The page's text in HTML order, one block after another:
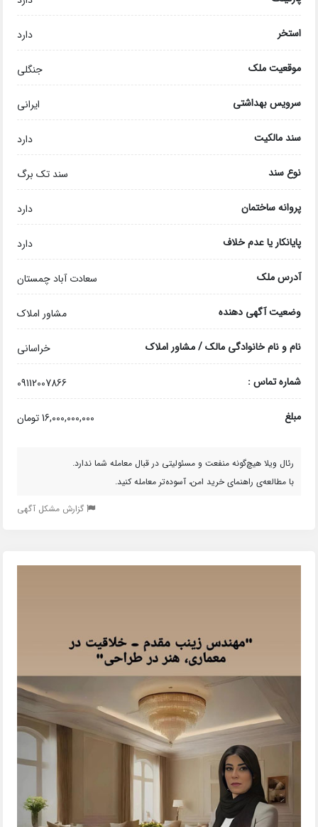
استخر دارد
موقعیت ملک جنگلی
سرویس بهداشتی ایرانی
سند مالکیت دارد
نوع سند سند تک برگ
پروانه ساختمان دارد
پایانکار یا عدم خلاف دارد
آدرس ملک سعادت آباد چمستان
وضعیت آگهی دهنده مشاور املاک
نام و نام خانوادگی مالک / مشاور املاک خراسانی
شماره تماس : 09112007866
مبلغ 16,000,000,000 تومان
رئال ویلا هیچ‌گونه منفعت و مسئولیتی در قبال معامله شما ندارد.
با مطالعه‌ی راهنمای خرید امن، آسوده‌تر معامله کنید.
گزارش مشکل آگهی